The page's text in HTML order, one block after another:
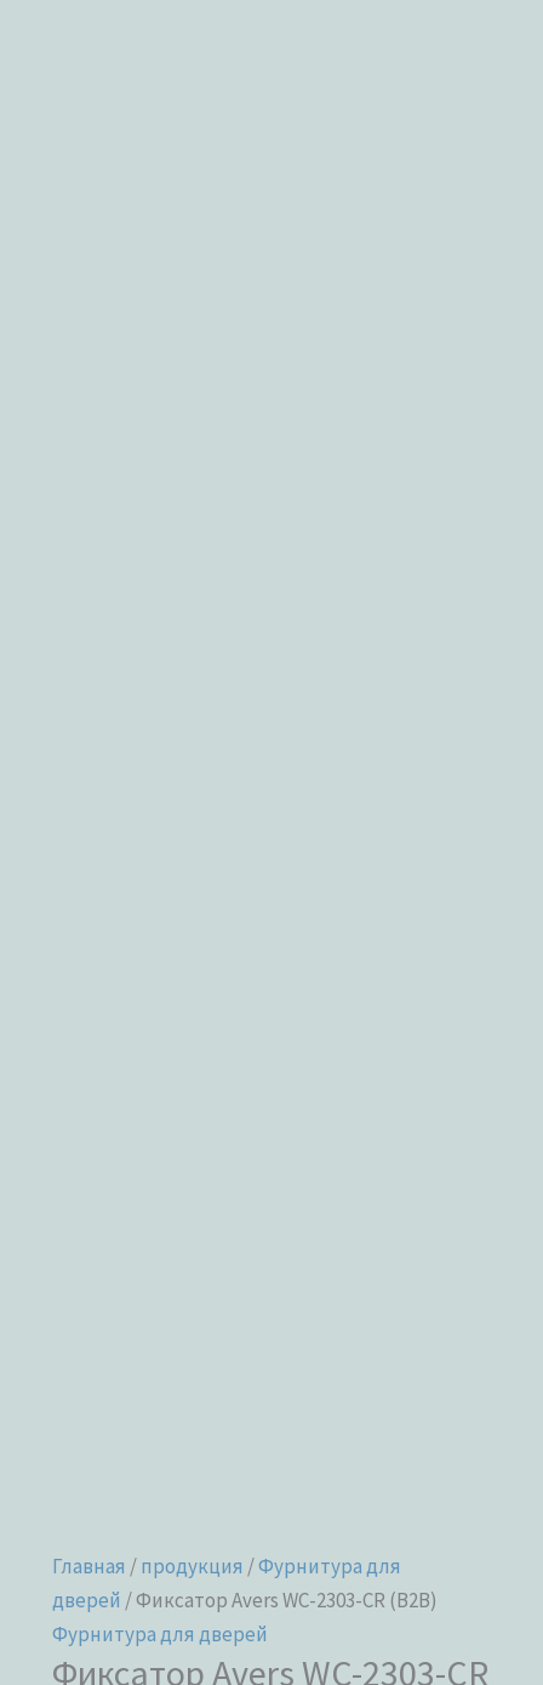
Главная /продукция /Фурнитура для
дверей / Фиксатор Avers WC-2303-CR (B2B)
Фурнитура для дверей
Фиксатор Avers WC-2303-CR